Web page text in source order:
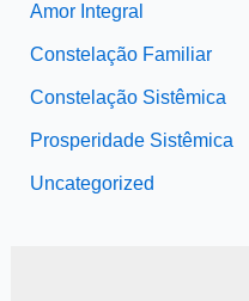
Amor Integral
Constelação Familiar
Constelação Sistêmica
Prosperidade Sistêmica
Uncategorized